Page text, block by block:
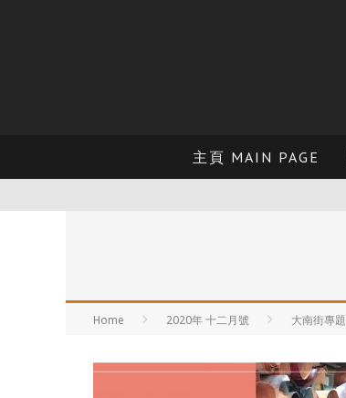
主頁 MAIN PAGE
Home 2020年 十二月號 大南街專題